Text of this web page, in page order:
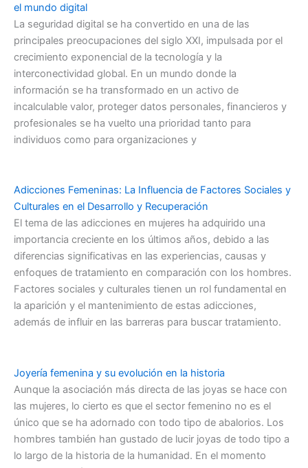
el mundo digital
La seguridad digital se ha convertido en una de las
principales preocupaciones del siglo XXI, impulsada por el
crecimiento exponencial de la tecnología y la
interconectividad global. En un mundo donde la
información se ha transformado en un activo de
incalculable valor, proteger datos personales, financieros y
profesionales se ha vuelto una prioridad tanto para
individuos como para organizaciones y
Adicciones Femeninas: La Influencia de Factores Sociales y
Culturales en el Desarrollo y Recuperación
El tema de las adicciones en mujeres ha adquirido una
importancia creciente en los últimos años, debido a las
diferencias significativas en las experiencias, causas y
enfoques de tratamiento en comparación con los hombres.
Factores sociales y culturales tienen un rol fundamental en
la aparición y el mantenimiento de estas adicciones,
además de influir en las barreras para buscar tratamiento.
Joyería femenina y su evolución en la historia
Aunque la asociación más directa de las joyas se hace con
las mujeres, lo cierto es que el sector femenino no es el
único que se ha adornado con todo tipo de abalorios. Los
hombres también han gustado de lucir joyas de todo tipo a
lo largo de la historia de la humanidad. En el momento